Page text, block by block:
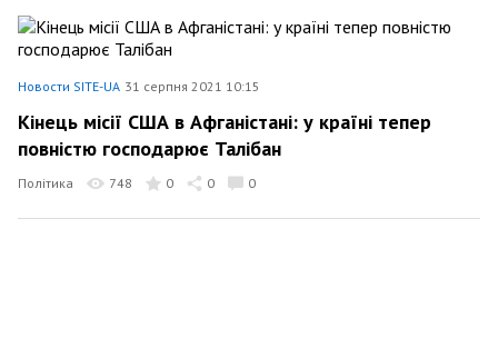
Новости SITE-UA 31 серпня 2021 10:15
Кінець місії США в Афганістані: у країні тепер
повністю господарює Талібан
Політика 748 0 0 0